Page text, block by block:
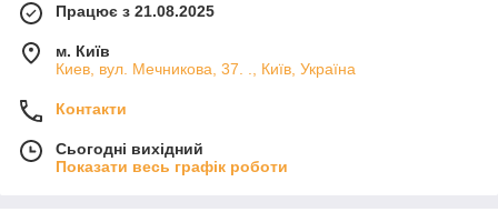
Працює з 21.08.2025
м. Київ
Киев, вул. Мечникова, 37. ., Київ, Україна
Контакти
Сьогодні вихідний
Показати весь графік роботи